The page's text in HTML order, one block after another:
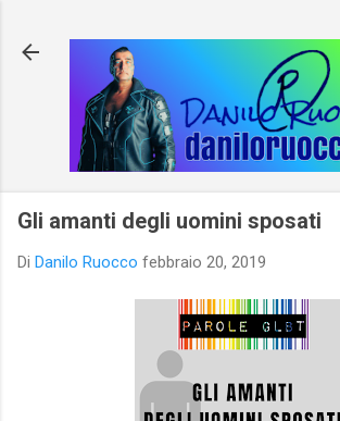
Gli amanti degli uomini sposati
Di Danilo Ruocco febbraio 20, 2019